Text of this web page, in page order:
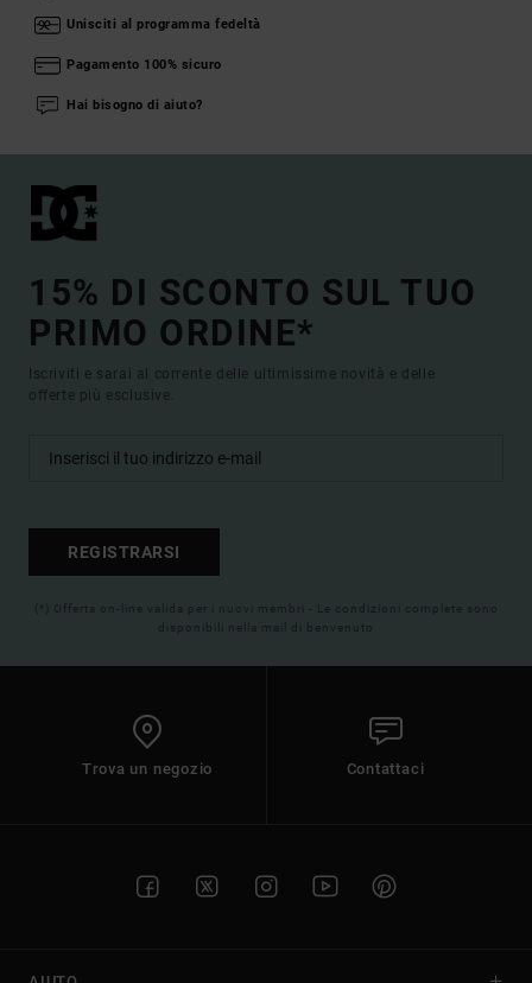
Unisciti al programma fedeltà
Pagamento 100% sicuro
Hai bisogno di aiuto?
15% DI SCONTO SUL TUO
PRIMO ORDINE*
Iscriviti e sarai al corrente delle ultimissime novità e delle
offerte più esclusive.
REGISTRARSI
(*) Offerta on-line valida per i nuovi membri - Le condizioni complete sono
disponibili nella mail di benvenuto
Trova un negozio Contattaci